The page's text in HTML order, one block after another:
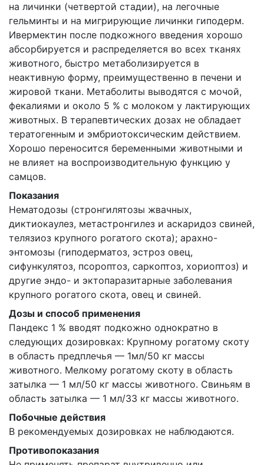
на личинки (четвертой стадии), на легочные
гельминты и на мигрирующие личинки гиподерм.
Ивермектин после подкожного введения хорошо
абсорбируется и распределяется во всех тканях
животного, быстро метаболизируется в
неактивную форму, преимущественно в печени и
жировой ткани. Метаболиты выводятся с мочой,
фекалиями и около 5 % с молоком у лактирующих
животных. В терапевтических дозах не обладает
тератогенным и эмбриотоксическим действием.
Хорошо переносится беременными животными и
не влияет на воспроизводительную функцию у
самцов.
Показания
Нематодозы (стронгилятозы жвачных,
диктиокаулез, метастронгилез и аскаридоз свиней,
телязиоз крупного рогатого скота); арахно-
энтомозы (гиподерматоз, эстроз овец,
сифункулятоз, псороптоз, саркоптоз, хориоптоз) и
другие эндо- и эктопаразитарные заболевания
крупного рогатого скота, овец и свиней.
Дозы и способ применения
Пандекс 1 % вводят подкожно однократно в
следующих дозировках: Крупному рогатому скоту
в область предплечья — 1мл/50 кг массы
животного. Мелкому рогатому скоту в область
затылка — 1 мл/50 кг массы животного. Свиньям в
область затылка — 1 мл/33 кг массы животного.
Побочные действия
В рекомендуемых дозировках не наблюдаются.
Противопоказания